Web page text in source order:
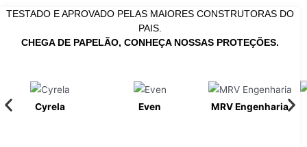
TESTADO E APROVADO PELAS MAIORES CONSTRUTORAS DO
PAIS.
CHEGA DE PAPELÃO, CONHEÇA NOSSAS PROTEÇÕES.
Cyrela Even MRV Engenharia